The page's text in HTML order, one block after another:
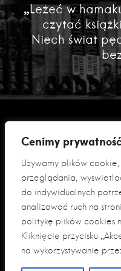
Cenimy
Używamy plików
przeglądania,
do indywidualnych
analizować ruch na
politykę plików cookies
Kliknięcie przycisku
na wykorzystywanie
„Leżeć w
czytać
Niech świat
Klauzula